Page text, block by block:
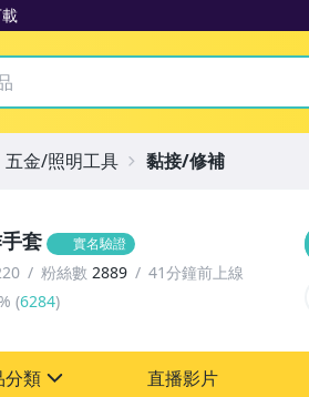
套 實名驗證
粉絲數 2889
41分鐘前上線
(6284)
分類 直播影片
五金/照明工具 黏接/修補